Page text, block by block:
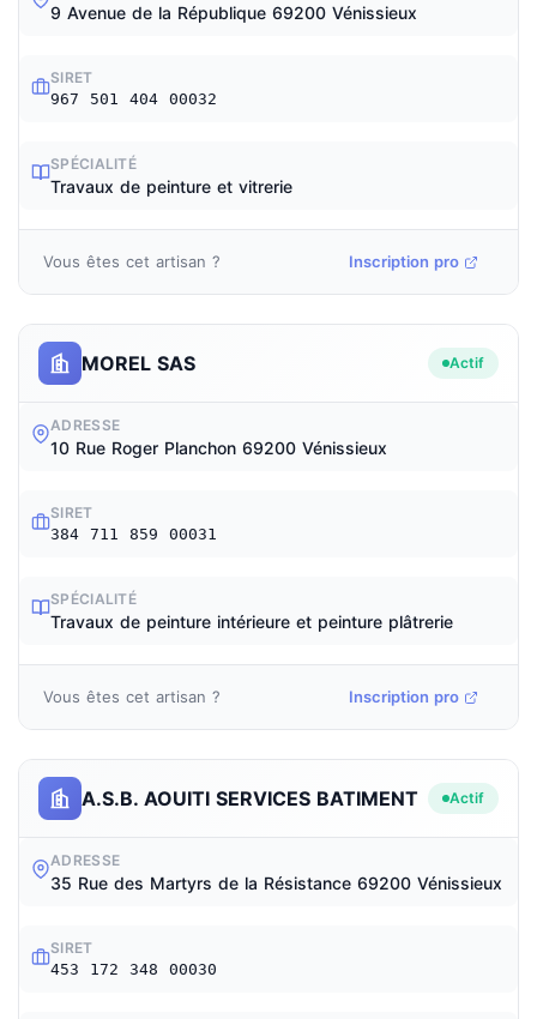
9 Avenue de la République 69200 Vénissieux
SIRET
967 501 404 00032
SPÉCIALITÉ
Travaux de peinture et vitrerie
Vous êtes cet artisan ? Inscription pro
MOREL SAS Actif
ADRESSE
10 Rue Roger Planchon 69200 Vénissieux
SIRET
384 711 859 00031
SPÉCIALITÉ
Travaux de peinture intérieure et peinture plâtrerie
Vous êtes cet artisan ? Inscription pro
A.S.B. AOUITI SERVICES BATIMENT Actif
ADRESSE
35 Rue des Martyrs de la Résistance 69200 Vénissieux
SIRET
453 172 348 00030